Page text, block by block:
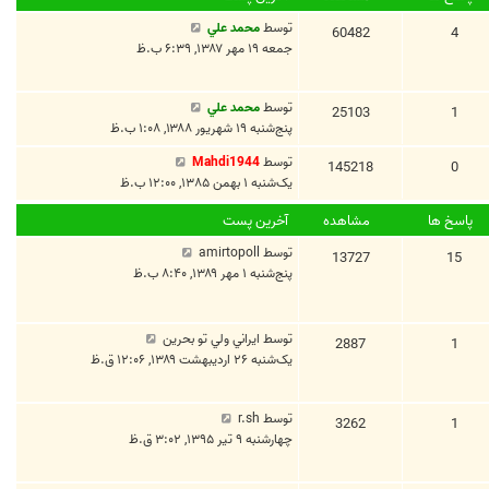
4
60482 توسطمحمد علي
جمعه ۱۹ مهر ۱۳۸۷, ۶:۳۹ ب.ظ
1
25103 توسطمحمد علي
پنج‌شنبه ۱۹ شهریور ۱۳۸۸, ۱:۰۸ ب.ظ
0
145218 توسطMahdi1944
یک‌شنبه ۱ بهمن ۱۳۸۵, ۱۲:۰۰ ب.ظ
پاسخ ها مشاهده آخرین پست
15
13727 توسط amirtopoll
پنج‌شنبه ۱ مهر ۱۳۸۹, ۸:۴۰ ب.ظ
1
2887 توسط ايراني ولي تو بحرين
یک‌شنبه ۲۶ اردیبهشت ۱۳۸۹, ۱۲:۰۶ ق.ظ
1
3262 توسط r.sh
چهارشنبه ۹ تیر ۱۳۹۵, ۳:۰۲ ق.ظ